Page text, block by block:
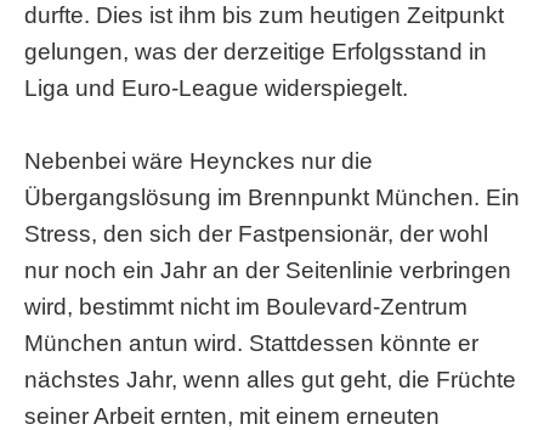
durfte. Dies ist ihm bis zum heutigen Zeitpunkt
gelungen, was der derzeitige Erfolgsstand in
Liga und Euro-League widerspiegelt.
Nebenbei wäre Heynckes nur die
Übergangslösung im Brennpunkt München. Ein
Stress, den sich der Fastpensionär, der wohl
nur noch ein Jahr an der Seitenlinie verbringen
wird, bestimmt nicht im Boulevard-Zentrum
München antun wird. Stattdessen könnte er
nächstes Jahr, wenn alles gut geht, die Früchte
seiner Arbeit ernten, mit einem erneuten